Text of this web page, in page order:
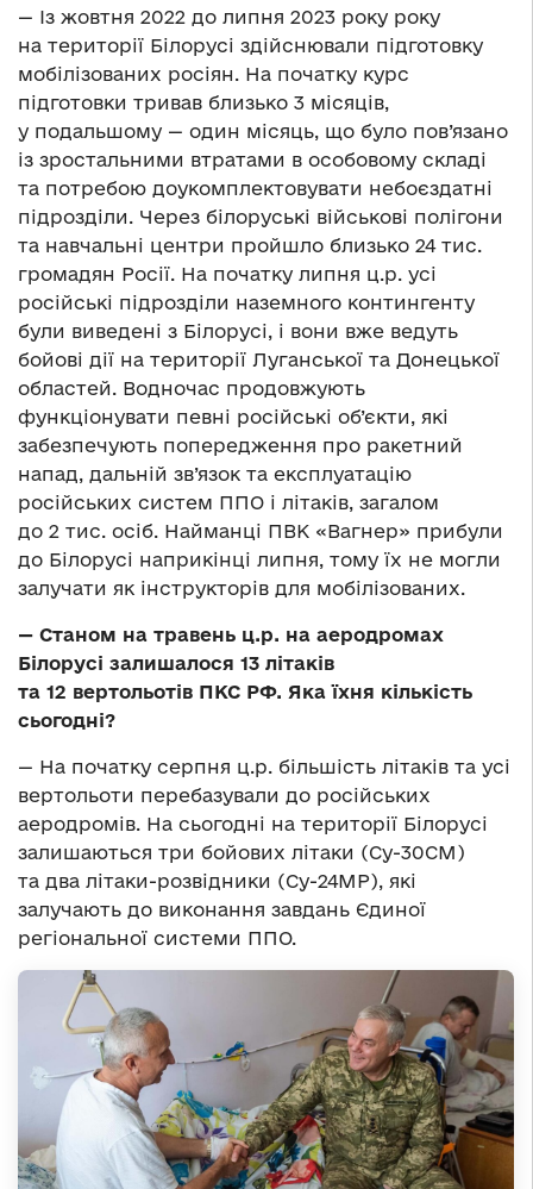
— Із жовтня 2022 до липня 2023 року року
на території Білорусі здійснювали підготовку
мобілізованих росіян. На початку курс
підготовки тривав близько 3 місяців,
у подальшому — один місяць, що було пов’язано
із зростальними втратами в особовому складі
та потребою доукомплектовувати небоєздатні
підрозділи. Через білоруські військові полігони
та навчальні центри пройшло близько 24 тис.
громадян Росії. На початку липня ц.р. усі
російські підрозділи наземного контингенту
були виведені з Білорусі, і вони вже ведуть
бойові дії на території Луганської та Донецької
областей. Водночас продовжують
функціонувати певні російські об’єкти, які
забезпечують попередження про ракетний
напад, дальній зв’язок та експлуатацію
російських систем ППО і літаків, загалом
до 2 тис. осіб. Найманці ПВК «Вагнер» прибули
до Білорусі наприкінці липня, тому їх не могли
залучати як інструкторів для мобілізованих.
— Станом на травень ц.р. на аеродромах
Білорусі залишалося 13 літаків
та 12 вертольотів ПКС РФ. Яка їхня кількість
сьогодні?
— На початку серпня ц.р. більшість літаків та усі
вертольоти перебазували до російських
аеродромів. На сьогодні на території Білорусі
залишаються три бойових літаки (Су-30СМ)
та два літаки-розвідники (Су-24МР), які
залучають до виконання завдань Єдиної
регіональної системи ППО.